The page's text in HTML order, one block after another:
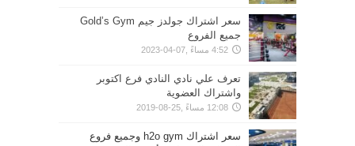
سعر اشتراك جولدز جيم Gold’s Gym
جميع الفروع
4:52 مساءً ,07-04-2023
تعرف علي نادي النادي فرع اكتوبر
واشتراك العضوية
12:08 مساءً ,25-08-2019
سعر اشتراك h2o gym وجميع فروع